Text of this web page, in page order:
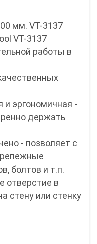
мм. VT-3137
VT-3137
работы в
и эргономичная -
держать
- позволяет с
болтов и т.п.
отверстие в
стену или стенку